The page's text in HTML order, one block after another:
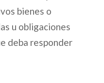
bienes o
u obligaciones
deba responder